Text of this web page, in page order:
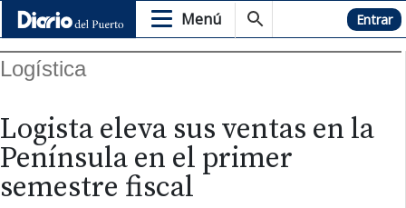
Menú Hemeroteca Entrar
Logística
Logista eleva sus ventas en la
Península en el primer
semestre fiscal